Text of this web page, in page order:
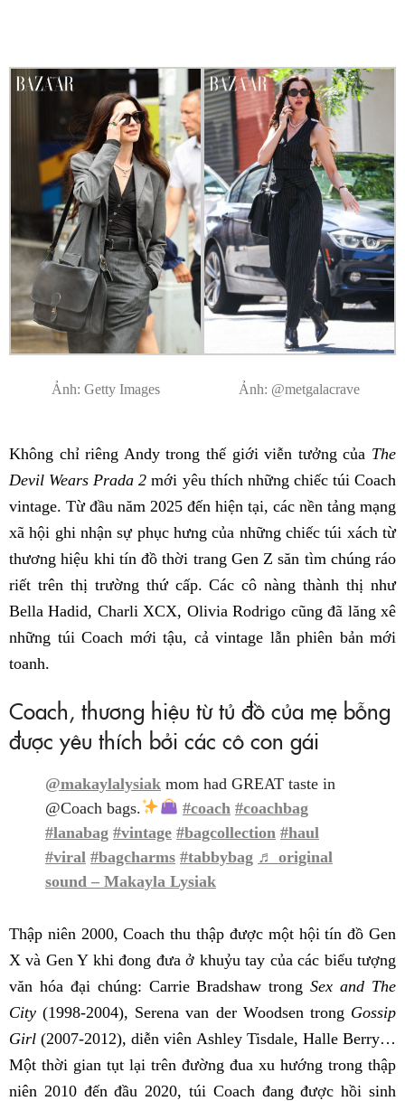
Ảnh: Getty Images Ảnh: @metgalacrave
Không chỉ riêng Andy trong thế giới viễn tưởng của The
Devil Wears Prada 2 mới yêu thích những chiếc túi Coach
vintage. Từ đầu năm 2025 đến hiện tại, các nền tảng mạng
xã hội ghi nhận sự phục hưng của những chiếc túi xách từ
thương hiệu khi tín đồ thời trang Gen Z săn tìm chúng ráo
riết trên thị trường thứ cấp. Các cô nàng thành thị như
Bella Hadid, Charli XCX, Olivia Rodrigo cũng đã lăng xê
những túi Coach mới tậu, cả vintage lẫn phiên bản mới
toanh.
Coach, thương hiệu từ tủ đồ của mẹ bỗng
được yêu thích bởi các cô con gái
@makaylalysiak mom had GREAT taste in
@Coach bags.
#coach #coachbag
#lanabag #vintage #bagcollection #haul
#viral #bagcharms #tabbybag ♬ original
sound – Makayla Lysiak
Thập niên 2000, Coach thu thập được một hội tín đồ Gen
X và Gen Y khi đong đưa ở khuỷu tay của các biểu tượng
văn hóa đại chúng: Carrie Bradshaw trong Sex and The
City(1998-2004), Serena van der Woodsen trong Gossip
Girl (2007-2012), diễn viên Ashley Tisdale, Halle Berry…
Một thời gian tụt lại trên đường đua xu hướng trong thập
niên 2010 đến đầu 2020, túi Coach đang được hồi sinh